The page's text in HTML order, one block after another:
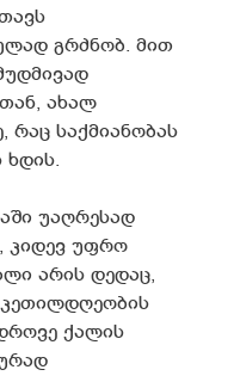
გრძნობ. მით
ახალ
რაც საქმიანობას
ხდის.
უაღრესად
კიდევ უფრო
არის დედაც,
ქალის